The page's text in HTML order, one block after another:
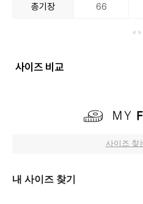
총기장 66
사이즈 비교